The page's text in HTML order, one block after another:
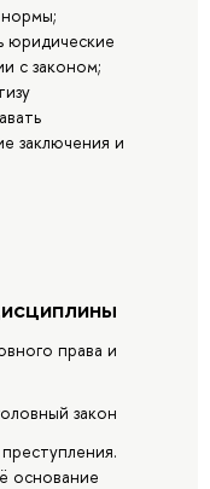
юридические
с законом;
заключения и
права и
закон
основание